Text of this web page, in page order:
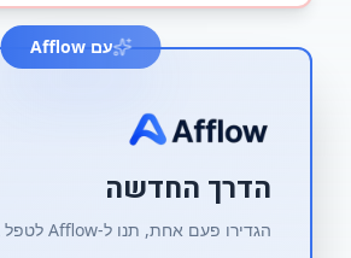
עם Afflow
הדרך החדשה
הגדירו פעם אחת, תנו ל-Afflow לטפל בשאר